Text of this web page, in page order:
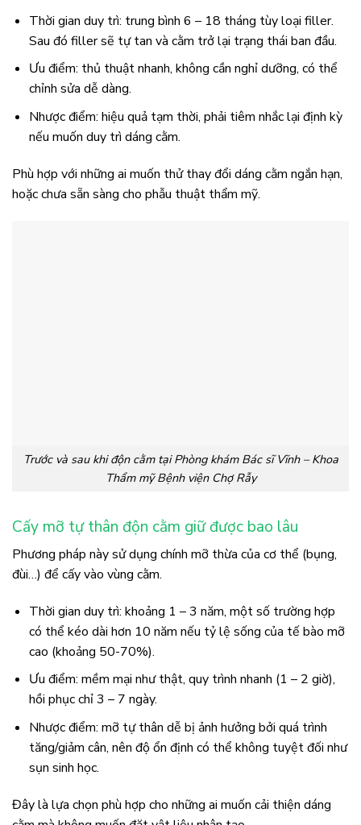
Thời gian duy trì: trung bình 6 – 18 tháng tùy loại filler.
Sau đó filler sẽ tự tan và cằm trở lại trạng thái ban đầu.
Ưu điểm: thủ thuật nhanh, không cần nghỉ dưỡng, có thể
chỉnh sửa dễ dàng.
Nhược điểm: hiệu quả tạm thời, phải tiêm nhắc lại định kỳ
nếu muốn duy trì dáng cằm.
Phù hợp với những ai muốn thử thay đổi dáng cằm ngắn hạn,
hoặc chưa sẵn sàng cho phẫu thuật thẩm mỹ.
Trước và sau khi độn cằm tại Phòng khám Bác sĩ Vĩnh – Khoa
Thẩm mỹ Bệnh viện Chợ Rẫy
Cấy mỡ tự thân độn cằm giữ được bao lâu
Phương pháp này sử dụng chính mỡ thừa của cơ thể (bụng,
đùi…) để cấy vào vùng cằm.
Thời gian duy trì: khoảng 1 – 3 năm, một số trường hợp
có thể kéo dài hơn 10 năm nếu tỷ lệ sống của tế bào mỡ
cao (khoảng 50-70%).
Ưu điểm: mềm mại như thật, quy trình nhanh (1 – 2 giờ),
hồi phục chỉ 3 – 7 ngày.
Nhược điểm: mỡ tự thân dễ bị ảnh hưởng bởi quá trình
tăng/giảm cân, nên độ ổn định có thể không tuyệt đối như
sụn sinh học.
Đây là lựa chọn phù hợp cho những ai muốn cải thiện dáng